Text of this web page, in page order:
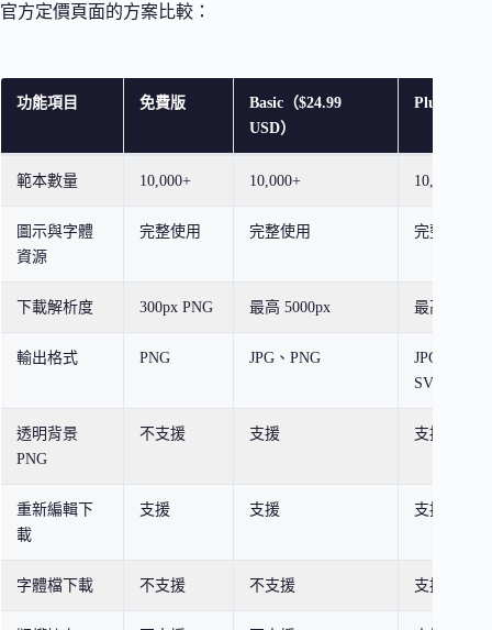
官方定價頁面的方案比較：
功能項目 免費版
Basic（$24.99
USD）
Plus（
範本數量 10,000+ 10,000+ 10,000+
圖示與字體
資源
完整使用 完整使用 完整使用
下載解析度 300px PNG 最高 5000px 最高
輸出格式 PNG JPG、PNG
JPG、PNG
SVG
透明背景
PNG
不支援 支援 支援
重新編輯下
載
支援 支援 支援
字體檔下載 不支援 不支援 支援